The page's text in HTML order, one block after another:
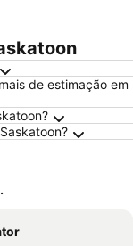
de estimação em